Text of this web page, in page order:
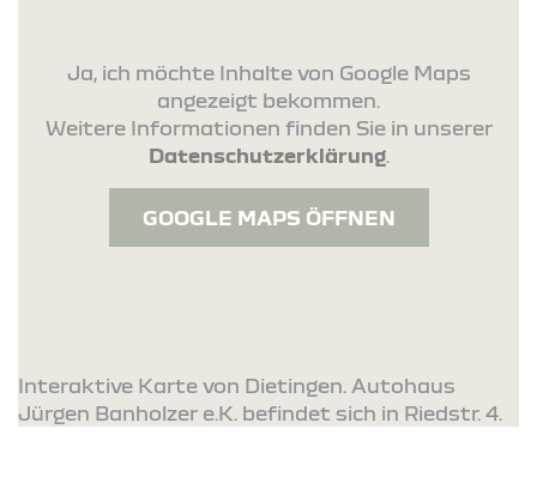
Ja, ich möchte Inhalte von Google Maps
angezeigt bekommen.
Weitere Informationen finden Sie in unserer
Datenschutzerklärung.
GOOGLE MAPS ÖFFNEN
Interaktive Karte von Dietingen. Autohaus
Jürgen Banholzer e.K. befindet sich in Riedstr. 4.